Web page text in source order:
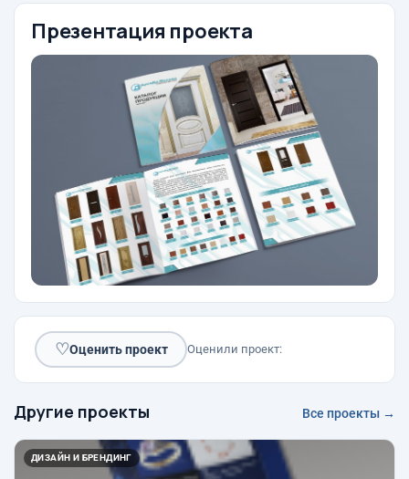
Презентация проекта
♡Оценить проект Оценили проект:
Другие проекты Все проекты →
ДИЗАЙН И БРЕНДИНГ